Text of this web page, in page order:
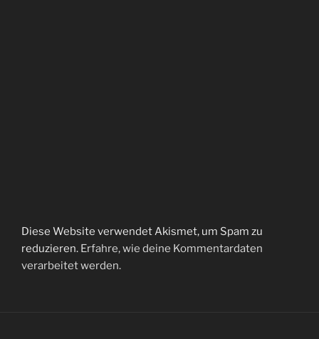
Diese Website verwendet Akismet, um Spam zu
reduzieren. Erfahre, wie deine Kommentardaten
verarbeitet werden.